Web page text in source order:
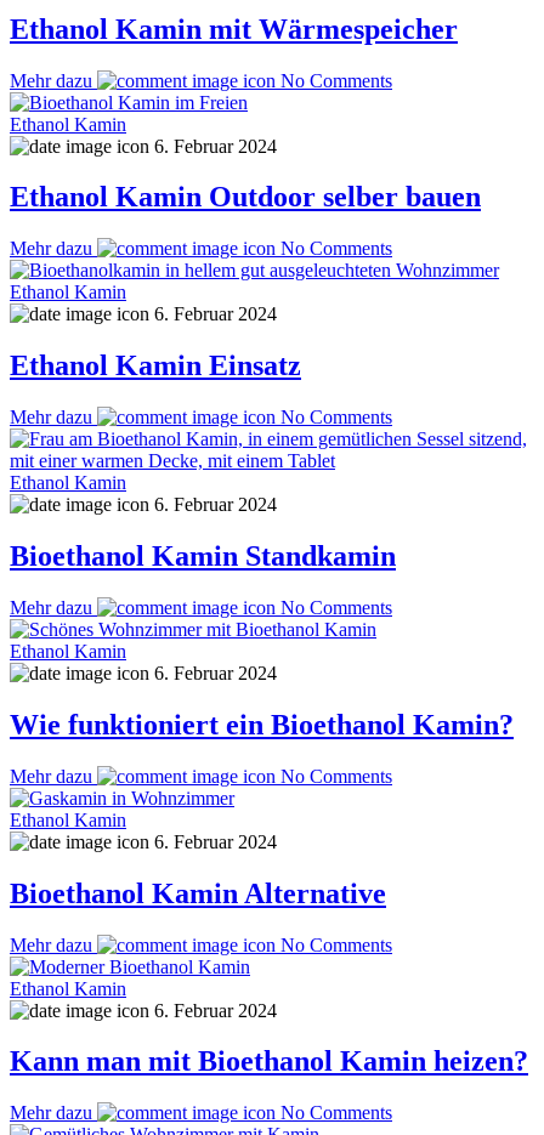
Ethanol Kamin mit Wärmespeicher
Mehr dazu No Comments
Ethanol Kamin
6. Februar 2024
Ethanol Kamin Outdoor selber bauen
Mehr dazu No Comments
Ethanol Kamin
6. Februar 2024
Ethanol Kamin Einsatz
Mehr dazu No Comments
Ethanol Kamin
6. Februar 2024
Bioethanol Kamin Standkamin
Mehr dazu No Comments
Ethanol Kamin
6. Februar 2024
Wie funktioniert ein Bioethanol Kamin?
Mehr dazu No Comments
Ethanol Kamin
6. Februar 2024
Bioethanol Kamin Alternative
Mehr dazu No Comments
Ethanol Kamin
6. Februar 2024
Kann man mit Bioethanol Kamin heizen?
Mehr dazu No Comments